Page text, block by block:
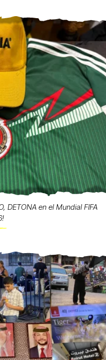
DETONA en el Mundial FIFA